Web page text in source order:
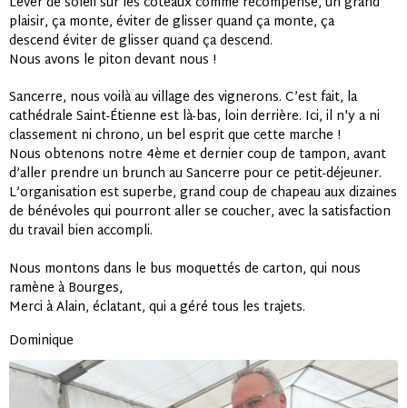
plaisir, ça monte, éviter de glisser quand ça monte, ça
descend éviter de glisser quand ça descend.
Nous avons le piton devant nous !
Sancerre, nous voilà au village des vignerons. C’est fait, la
cathédrale Saint-Étienne est là-bas, loin derrière. Ici, il n'y a ni
classement ni chrono, un bel esprit que cette marche !
Nous obtenons notre 4ème et dernier coup de tampon, avant
d’aller prendre un brunch au Sancerre pour ce petit-déjeuner.
L’organisation est superbe, grand coup de chapeau aux dizaines
de bénévoles qui pourront aller se coucher, avec la satisfaction
du travail bien accompli.
Nous montons dans le bus moquettés de carton, qui nous
ramène à Bourges,
Merci à Alain, éclatant, qui a géré tous les trajets.
Dominique